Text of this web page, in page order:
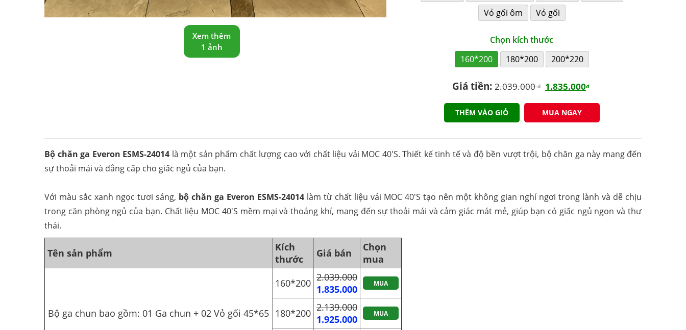
Xem thêm
1 ảnh
Vỏ gối ôm
Vỏ gối
Chọn kích thước
160*200
180*200 200*220
Giá tiền: 2.039.000₫ 1.835.000₫
THÊM VÀO GIỎ MUA NGAY
Bộ chăn ga Everon ESMS-24014 là một sản phẩm chất lượng cao với chất liệu vải MOC 40'S. Thiết kế tinh tế và độ bền vượt trội, bộ chăn ga này mang đến
sự thoải mái và đẳng cấp cho giấc ngủ của bạn.
Với màu sắc xanh ngọc tươi sáng, bộ chăn ga Everon ESMS-24014 làm từ chất liệu vải MOC 40'S tạo nên một không gian nghỉ ngơi trong lành và dễ chịu
trong căn phòng ngủ của bạn. Chất liệu MOC 40'S mềm mại và thoáng khí, mang đến sự thoải mái và cảm giác mát mẻ, giúp bạn có giấc ngủ ngon và thư
thái.
Tên sản phẩm
Kích
thước
Giá bán
Chọn
mua
Bộ ga chun bao gồm: 01 Ga chun + 02 Vỏ gối 45*65
160*200 2.039.000
1.835.000
MUA
180*200 2.139.000
1.925.000
MUA